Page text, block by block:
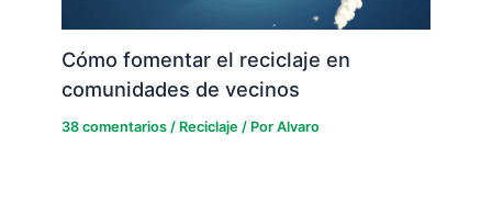
Cómo fomentar el reciclaje en
comunidades de vecinos
38 comentarios / Reciclaje / PorAlvaro